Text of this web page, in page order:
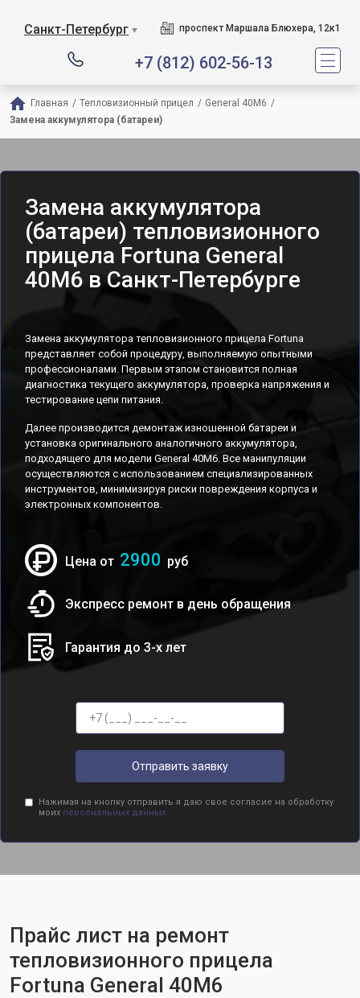
Санкт-Петербург ▼ проспект Маршала Блюхера, 12к1
+7 (812) 602-56-13
Главная / Тепловизионный прицел / General 40M6 /
Замена аккумулятора (батареи)
Замена аккумулятора
(батареи) тепловизионного
прицела Fortuna General
40M6 в Санкт-Петербурге
Замена аккумулятора тепловизионного прицела Fortuna
представляет собой процедуру, выполняемую опытными
профессионалами. Первым этапом становится полная
диагностика текущего аккумулятора, проверка напряжения и
тестирование цепи питания.
Далее производится демонтаж изношенной батареи и
установка оригинального аналогичного аккумулятора,
подходящего для модели General 40M6. Все манипуляции
осуществляются с использованием специализированных
инструментов, минимизируя риски повреждения корпуса и
электронных компонентов.
Цена от 2900 руб
Экспресс ремонт в день обращения
Гарантия до 3-х лет
Отправить заявку
Нажимая на кнопку отправить я даю свое согласие на обработку
моих персональных данных.
Прайс лист на ремонт
тепловизионного прицела
Fortuna General 40M6